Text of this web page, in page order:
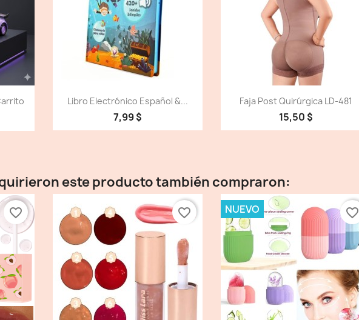
Vista detallada
Libro Electrónico Español &...
7,99 $
Vista detallada
Faja Post Quirúrgica LD-481
15,50 $
este producto también compraron:
favorite_border favorite_border NUEVO favorite_border